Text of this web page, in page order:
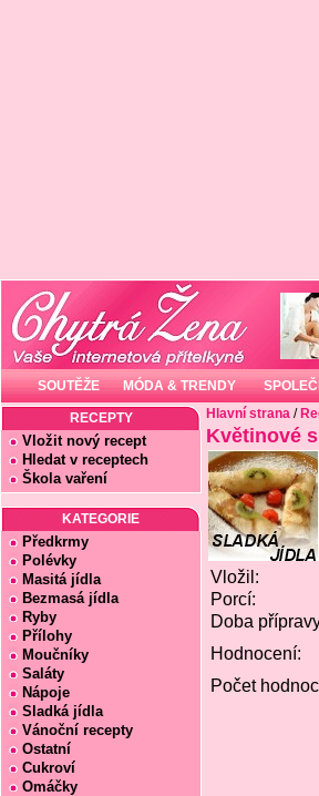
SOUTĚŽE MÓDA & TRENDY
RECEPTY
Vložit nový recept
Hledat v receptech
Škola vaření
KATEGORIE
Předkrmy
Polévky
Masitá jídla
Bezmasá jídla
Ryby
Přílohy
Moučníky
Saláty
Nápoje
Sladká jídla
Vánoční recepty
Ostatní
Cukroví
Omáčky
Hlavní strana /
Květinové
Vložil:
Porcí:
Doba
Hodnocení:
Počet